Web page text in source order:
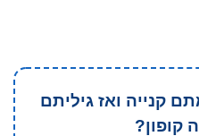
קנייה ואז גיליתם
קופון?